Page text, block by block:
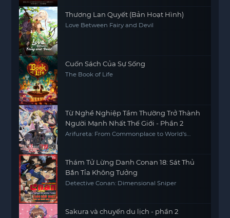
Thương Lan Quyết (Bản Hoạt Hình)
Love Between Fairy and Devil
Cuốn Sách Của Sự Sống
The Book of Life
Từ Nghề Nghiệp Tầm Thường Trở Thành
Người Mạnh Nhất Thế Giới - Phần 2
Arifureta: From Commonplace to World's
Thám Tử Lừng Danh Conan 18: Sát Thủ
Bắn Tỉa Không Tưởng
Detective Conan: Dimensional Sniper
Sakura và chuyến du lịch - phần 2